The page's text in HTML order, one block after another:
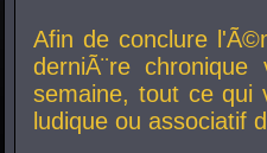
Afin de conclure
derniÃ¨re
semaine, tout ce qui
ludique ou associatif